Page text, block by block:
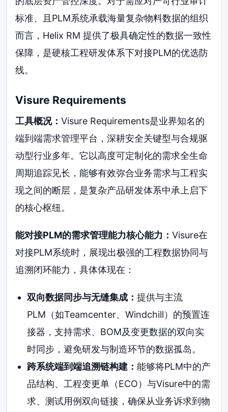
标准、且PLM系统承载海量复杂物料数据的组织
而言，Helix RM 提供了极具确定性的数据一致性
保障，是硬核工程研发体系下对接PLM的优选防
线。
Visure Requirements
工具概况：Visure Requirements是业界知名的
端到端需求管理平台，深耕安全关键型与合规驱
动型行业多年。它以高度可定制化的需求全生命
周期追踪见长，能够有效弥合业务需求与工程实
现之间的断层，是复杂产品研发体系中承上启下
的核心枢纽。
能对接PLM的需求管理能力核心能力：Visure在
对接PLM系统时，展现出极强的工程数据协同与
追溯闭环能力，具体体现在：
双向数据同步与无缝集成： 提供与主流
PLM（如Teamcenter、Windchill）的预置连
接器，支持需求、BOM及变更数据的双向实
时同步，避免研发与制造环节的数据孤岛。
跨系统端到端追溯链构建： 能够将PLM中的产
品结构、工程变更单（ECO）与Visure中的需
求、测试用例双向链接，确保从业务诉求到物